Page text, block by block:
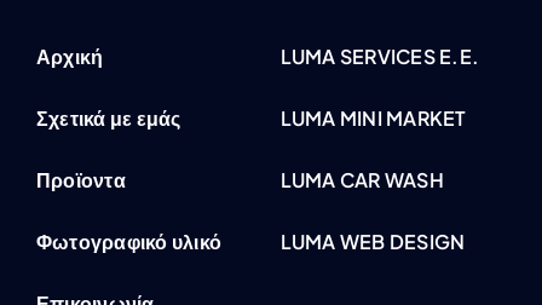
Αρχική
Σχετικά με εμάς
Προϊοντα
Φωτογραφικό υλικό
LUMA SERVICES E.E.
LUMA MINI MARKET
LUMA CAR WASH
LUMA WEB DESIGN